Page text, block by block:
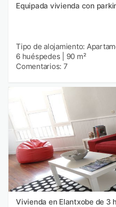
Equipada vivienda con
Tipo de alojamiento:
6 huéspedes
90 m²
Comentarios: 7
Vivienda en Elantxobe de 3